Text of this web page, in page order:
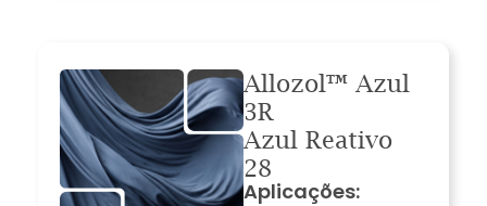
Allozol™ Azul
3R
Azul Reativo
28
Aplicações: